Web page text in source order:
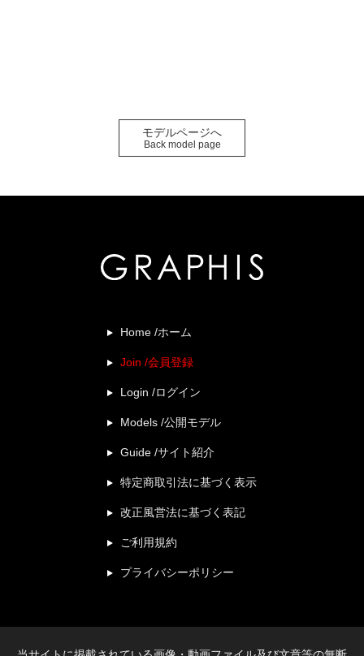
モデルページへ
Back model page
Home /ホーム
Join /会員登録
Login /ログイン
Models /公開モデル
Guide /サイト紹介
特定商取引法に基づく表示
改正風営法に基づく表記
ご利用規約
プライバシーポリシー